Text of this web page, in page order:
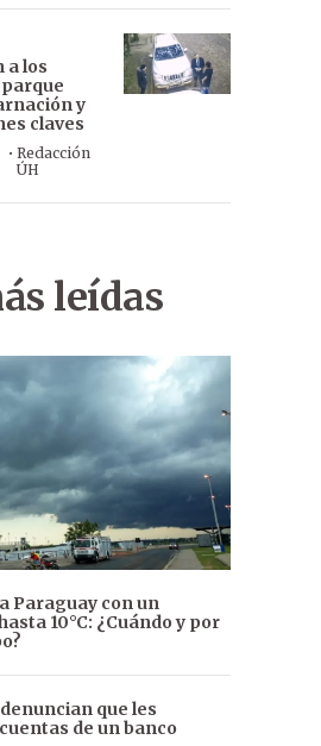
a los
y
claves
· Redacción
ÚH
leídas
Paraguay con un
10°C: ¿Cuándo y por
que les
de un banco